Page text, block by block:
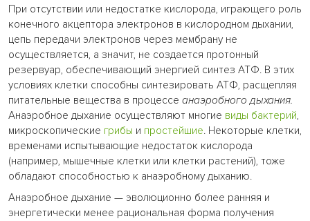
При отсутствии или недостатке кислорода, играющего роль
конечного акцептора электронов в кислородном дыхании,
цепь передачи электронов через мембрану не
осуществляется, а значит, не создается протонный
резервуар, обеспечивающий энергией синтез АТФ. В этих
условиях клетки способны синтезировать АТФ, расщепляя
питательные вещества в процессе анаэробного дыхания.
Анаэробное дыхание осуществляют многие виды бактерий,
микроскопические грибы и простейшие. Некоторые клетки,
временами испытывающие недостаток кислорода
(например, мышечные клетки или клетки растений), тоже
обладают способностью к анаэробному дыханию.
Анаэробное дыхание — эволюционно более ранняя и
энергетически менее рациональная форма получения